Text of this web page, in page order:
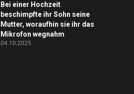
Bei einer Hochzeit
beschimpfte ihr Sohn seine
Mutter, woraufhin sie ihr das
Mikrofon wegnahm
04.10.2025